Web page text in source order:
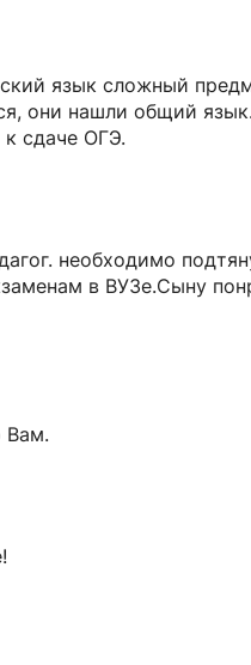
язык сложный
они нашли общий
сдаче ОГЭ.
необходимо
в ВУЗе.Сыну
Вам.